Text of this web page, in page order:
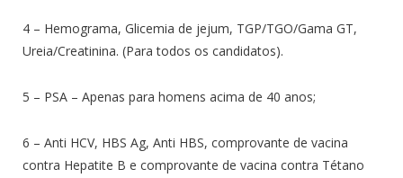
4 – Hemograma, Glicemia de jejum, TGP/TGO/Gama GT,
Ureia/Creatinina. (Para todos os candidatos).
5 – PSA – Apenas para homens acima de 40 anos;
6 – Anti HCV, HBS Ag, Anti HBS, comprovante de vacina
contra Hepatite B e comprovante de vacina contra Tétano